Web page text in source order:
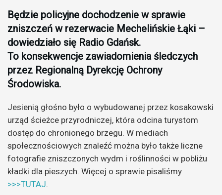
Będzie policyjne dochodzenie w sprawie
zniszczeń w rezerwacie Mechelińskie Łąki –
dowiedziało się Radio Gdańsk.
To konsekwencje zawiadomienia śledczych
przez Regionalną Dyrekcję Ochrony
Środowiska.
Jesienią głośno było o wybudowanej przez kosakowski
urząd ścieżce przyrodniczej, która odcina turystom
dostęp do chronionego brzegu. W mediach
społecznościowych znaleźć można było także liczne
fotografie zniszczonych wydm i roślinności w pobliżu
kładki dla pieszych. Więcej o sprawie pisaliśmy
>>>TUTAJ.